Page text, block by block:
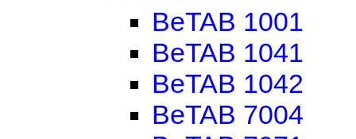
BeTAB 1001
BeTAB 1041
BeTAB 1042
BeTAB 7004